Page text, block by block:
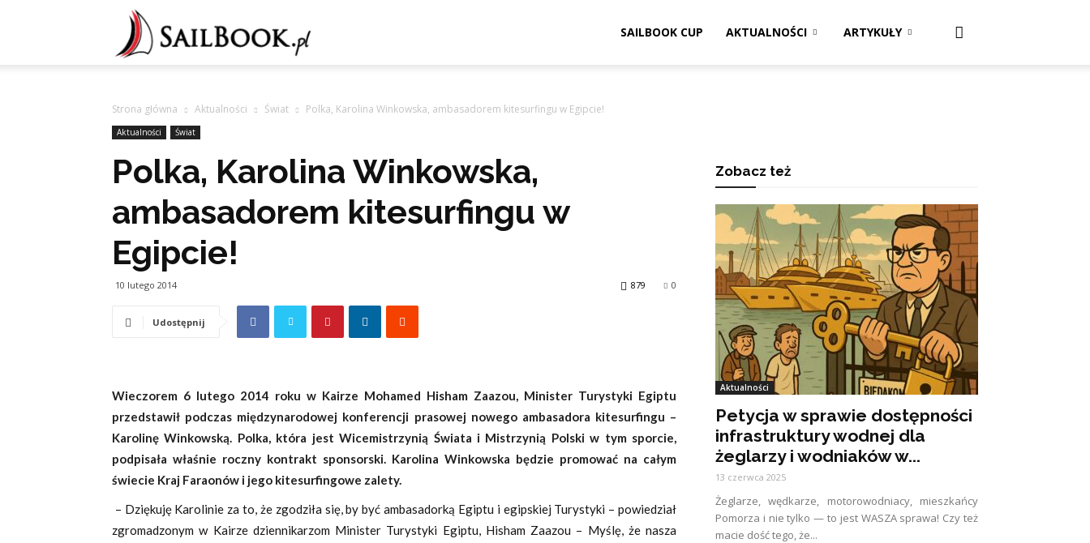
SAILBOOK CUP AKTUALNOŚCI ARTYKUŁY
Strona główna Aktualności Świat Polka, Karolina Winkowska, ambasadorem kitesurfingu w Egipcie!
Aktualności Świat
Polka, Karolina Winkowska,
ambasadorem kitesurfingu w
Egipcie!
10 lutego 2014 0
879
Udostępnij
Wieczorem 6 lutego 2014 roku w Kairze Mohamed Hisham Zaazou, Minister Turystyki Egiptu
przedstawił podczas międzynarodowej konferencji prasowej nowego ambasadora kitesurfingu –
Karolinę Winkowską. Polka, która jest Wicemistrzynią Świata i Mistrzynią Polski w tym sporcie,
podpisała właśnie roczny kontrakt sponsorski. Karolina Winkowska będzie promować na całym
świecie Kraj Faraonów i jego kitesurfingowe zalety.
– Dziękuję Karolinie za to, że zgodziła się, by być ambasadorką Egiptu i egipskiej Turystyki – powiedział
zgromadzonym w Kairze dziennikarzom Minister Turystyki Egiptu, Hisham Zaazou – Myślę, że nasza
Zobacz też
Aktualności
Petycja w sprawie dostępności
infrastruktury wodnej dla
żeglarzy i wodniaków w...
13 czerwca 2025
Żeglarze, wędkarze, motorowodniacy, mieszkańcy
Pomorza i nie tylko — to jest WASZA sprawa! Czy też
macie dość tego, że...